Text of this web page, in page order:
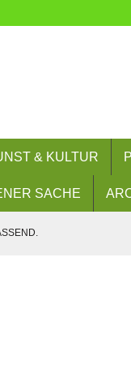
& KULTUR
SACHE
(FLOBIZ)